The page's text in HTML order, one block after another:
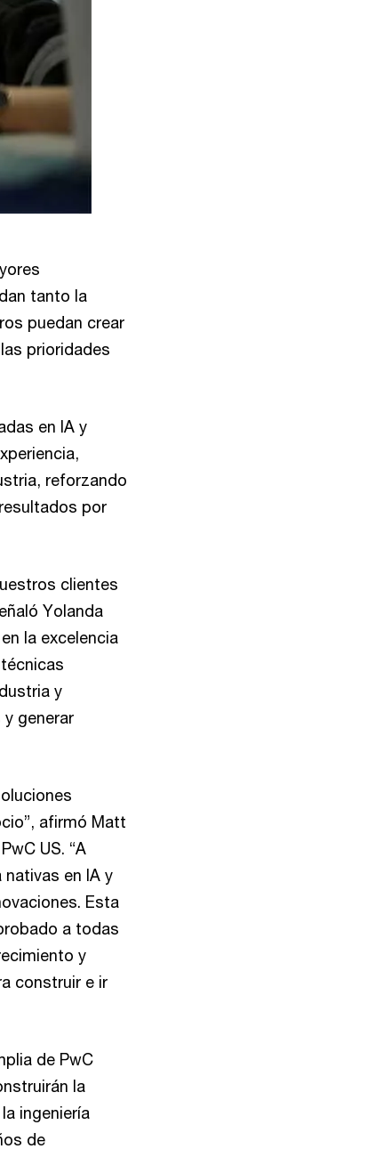
tanto la
puedan crear
prioridades
en IA y
reforzando
por
clientes
Yolanda
la excelencia
y
generar
afirmó Matt
US. “A
en IA y
Esta
a todas
y
construir e ir
de PwC
la
ingeniería
de